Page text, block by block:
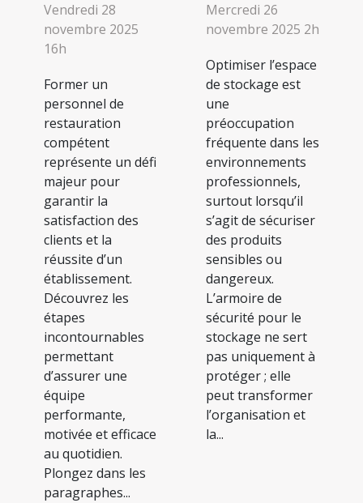
Vendredi 28
novembre 2025
16h
Former un
personnel de
restauration
compétent
représente un défi
majeur pour
garantir la
satisfaction des
clients et la
réussite d’un
établissement.
Découvrez les
étapes
incontournables
permettant
d’assurer une
équipe
performante,
motivée et efficace
au quotidien.
Plongez dans les
paragraphes...
Mercredi 26
novembre 2025 2h
Optimiser l’espace
de stockage est
une
préoccupation
fréquente dans les
environnements
professionnels,
surtout lorsqu’il
s’agit de sécuriser
des produits
sensibles ou
dangereux.
L’armoire de
sécurité pour le
stockage ne sert
pas uniquement à
protéger ; elle
peut transformer
l’organisation et
la...